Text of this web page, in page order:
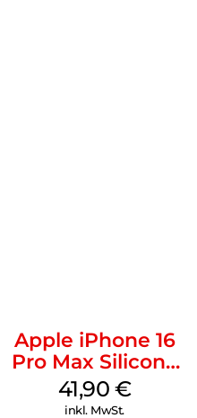
Apple iPhone 16
Pro Max Silicone
Case MagSafe
Ultramarine
41,90 €
inkl. MwSt.